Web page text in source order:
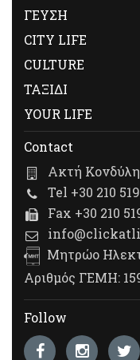
ΓΕΥΣΗ
CITY LIFE
CULTURE
ΤΑΞΙΔΙ
YOUR LIFE
Contact
Ακτή Κονδύλη
Tel +30 210
Fax +30 210
Μητρώο
Αριθμός ΓΕΜΗ:
Follow